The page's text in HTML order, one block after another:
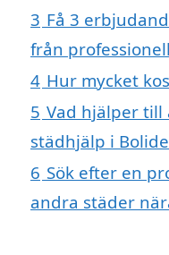
3 Få 3
från
4 Hur mycket
5 Vad hjälper till
städhjälp i
6 Sök efter en
andra städer